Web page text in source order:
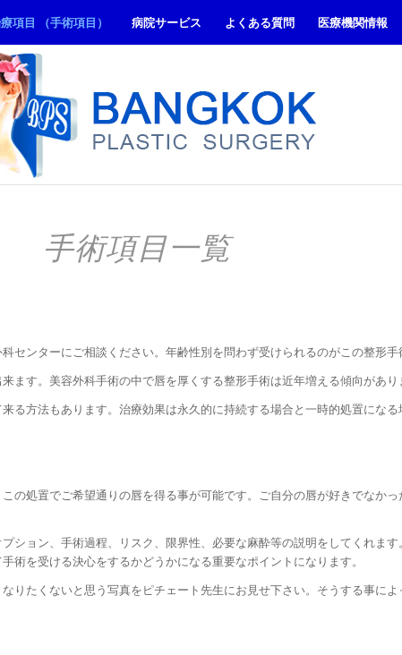
項目 （手術項目） 病院サービス よくある質問 医療機関情報
手術項目一覧
ンターにご相談ください。年齢性別を問わず受けられるのがこの整形手
す。美容外科手術の中で唇を厚くする整形手術は近年増える傾向があり
方法もあります。治療効果は永久的に持続する場合と一時的処置になる
の処置でご希望通りの唇を得る事が可能です。ご自分の唇が好きでなか
ション、手術過程、リスク、限界性、必要な麻酔等の説明をしてくれま
を受ける決心をするかどうかになる重要なポイントになります。
りたくないと思う写真をピチェート先生にお見せ下さい。そうする事に